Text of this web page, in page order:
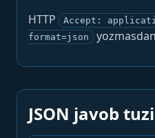
HTTP
Accept:
format=json
JSON javob